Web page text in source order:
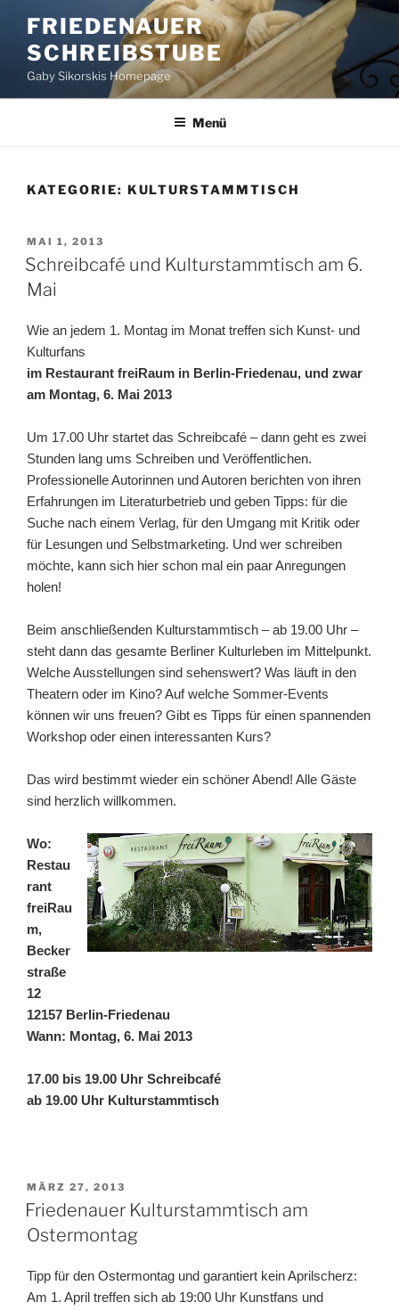
Inhalt
springen
FRIEDENAUER
SCHREIBSTUBE
Gaby Sikorskis Homepage
Menü
KATEGORIE: KULTURSTAMMTISCH
VERÖFFENTLICHT
AM
MAI 1, 2013
Schreibcafé und Kulturstammtisch am 6.
Mai
Wie an jedem 1. Montag im Monat treffen sich Kunst- und
Kulturfans
im Restaurant freiRaum in Berlin-Friedenau, und zwar
am Montag, 6. Mai 2013
Um 17.00 Uhr startet das Schreibcafé – dann geht es zwei
Stunden lang ums Schreiben und Veröffentlichen.
Professionelle Autorinnen und Autoren berichten von ihren
Erfahrungen im Literaturbetrieb und geben Tipps: für die
Suche nach einem Verlag, für den Umgang mit Kritik oder
für Lesungen und Selbstmarketing. Und wer schreiben
möchte, kann sich hier schon mal ein paar Anregungen
holen!
Beim anschließenden Kulturstammtisch – ab 19.00 Uhr –
steht dann das gesamte Berliner Kulturleben im Mittelpunkt.
Welche Ausstellungen sind sehenswert? Was läuft in den
Theatern oder im Kino? Auf welche Sommer-Events
können wir uns freuen? Gibt es Tipps für einen spannenden
Workshop oder einen interessanten Kurs?
Das wird bestimmt wieder ein schöner Abend! Alle Gäste
sind herzlich willkommen.
Wo:
Restau
rant
freiRau
m,
Becker
straße
12
12157 Berlin-Friedenau
Wann: Montag, 6. Mai 2013
17.00 bis 19.00 Uhr Schreibcafé
ab 19.00 Uhr Kulturstammtisch
VERÖFFENTLICHT
AM
MÄRZ 27, 2013
Friedenauer Kulturstammtisch am
Ostermontag
Tipp für den Ostermontag und garantiert kein Aprilscherz:
Am 1. April treffen sich ab 19:00 Uhr Kunstfans und